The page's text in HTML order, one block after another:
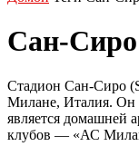
Сан-Сиро
Стадион Сан-Сиро
Милане, Италия. Он
является домашней
клубов — «АС